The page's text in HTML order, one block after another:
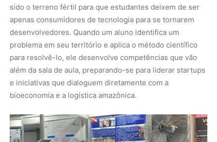
sido o terreno fértil para que estudantes deixem de ser
apenas consumidores de tecnologia para se tornarem
desenvolvedores. Quando um aluno identifica um
problema em seu território e aplica o método científico
para resolvê-lo, ele desenvolve competências que vão
além da sala de aula, preparando-se para liderar startups
e iniciativas que dialoguem diretamente com a
bioeconomia e a logística amazônica.